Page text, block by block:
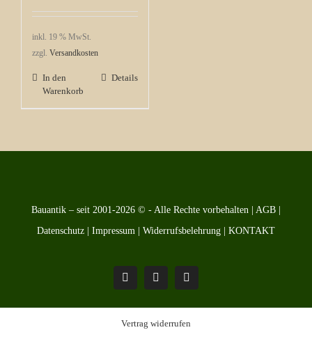
inkl. 19 % MwSt.
zzgl. Versandkosten
In den
Warenkorb
Details
Bauantik – seit 2001-2026 © - Alle Rechte vorbehalten | AGB
Datenschutz
Impressum Widerrufsbelehrung KONTAKT
PinterestFacebookInstagram
Vertrag widerrufen